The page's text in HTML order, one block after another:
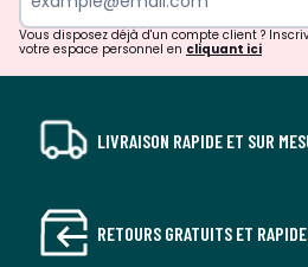
Vous disposez déjà d'un compte client ?
votre espace personnel en cliquant ici
LIVRAISON RAPIDE ET SUR
RETOURS GRATUITS ET